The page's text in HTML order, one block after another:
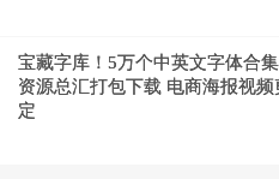
宝藏字库！5万个中英文字体合
资源总汇打包下载 电商海报视频
定